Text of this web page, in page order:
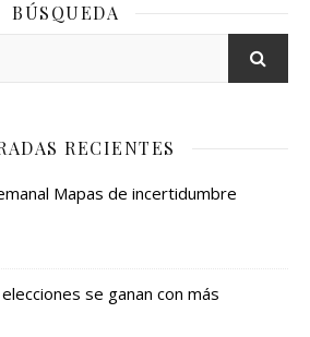
BÚSQUEDA
RECIENTES
Mapas de incertidumbre
se ganan con más